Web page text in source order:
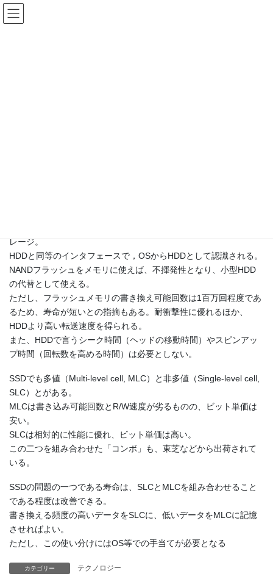
レージ。
HDDと同等のインタフェースで，OSからHDDとして認識される。
NANDフラッシュをメモリに使えば、不揮発性となり、小型HDD
の代替として使える。
ただし、フラッシュメモリの書き換え可能回数は1百万回程度であ
るため、寿命が短いとの指摘もある。耐衝撃性に優れるほか、
HDDより高い転送速度を得られる。
また、HDDで言うシーク時間（ヘッドの移動時間）やスピンアッ
プ時間（回転数を高める時間）は必要としない。
SSDでも多値（Multi-level cell, MLC）と非多値（Single-level cell,
SLC）とがある。
MLCは書き込み可能回数とR/W速度が劣るものの、ビット単価は
安い。
SLCは相対的に性能に優れ、ビット単価は高い。
この二つを組み合わせた「コンボ」も、東芝などから出荷されて
いる。
SSDの問題の一つである寿命は、SLCとMLCを組み合わせること
である程度は改善できる。
書き換える頻度の高いデータをSLCに、低いデータをMLCに記憶
させればよい。
ただし、この使い分けにはOS等での手当てが必要となる
カテゴリー テクノロジー